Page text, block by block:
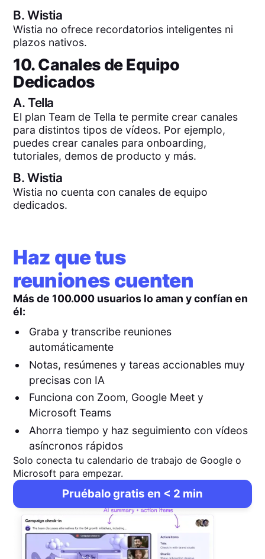
B.Wistia
Wistia no ofrece recordatorios inteligentes ni
plazos nativos.
10. Canales de Equipo
Dedicados
A.Tella
El plan Team de Tella te permite crear canales
para distintos tipos de vídeos. Por ejemplo,
puedes crear canales para onboarding,
tutoriales, demos de producto y más.
B.Wistia
Wistia no cuenta con canales de equipo
dedicados.
Haz que tus
reuniones cuenten
Más de 100.000 usuarios lo aman y confían en
él:
Graba y transcribe reuniones
automáticamente
Notas, resúmenes y tareas accionables muy
precisas con IA
Funciona con Zoom, Google Meet y
Microsoft Teams
Ahorra tiempo y haz seguimiento con vídeos
asíncronos rápidos
Solo conecta tu calendario de trabajo de Google o
Microsoft para empezar.
Pruébalo gratis en < 2 min